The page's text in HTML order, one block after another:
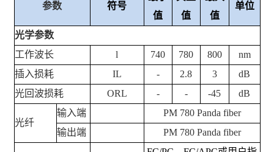
参数 符号
值
值
值
单位
光学参数
工作波长
l 740 780 800
nm
插入损耗
IL - 2.8 3
dB
光回波损耗
ORL - - -45 dB
光纤
输入端
PM 780 Panda fiber
输出端
PM 780 Panda fiber